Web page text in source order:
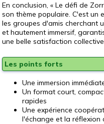
En conclusion, « Le défi de
son thème populaire. C'est un
les groupes d'amis cherchant
et hautement immersif,
une belle satisfaction
Les points forts
Une immersion
Un format court,
rapides
Une expérience
l'échange et la réflexion